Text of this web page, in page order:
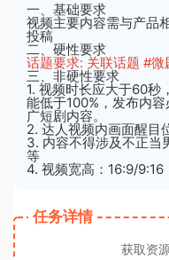
一、基础要求
视频主要内容需与产品
投稿
二、硬性要求
话题要求: 关联话题 #微
三、非硬性要求
1. 视频时长应大于60秒
能低于100%，发布内
广短剧内容。
2. 达人视频内画面醒目
3. 内容不得涉及不正当
等
4. 视频宽高：16:9/9:16
任务详情
获取资